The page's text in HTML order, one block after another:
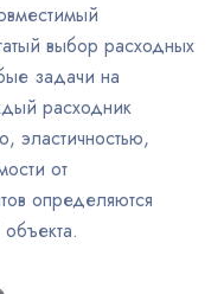
выбор расходных
задачи на
расходник
эластичностью,
от
определяются